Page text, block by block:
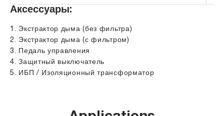
Аксессуары:
1. Экстрактор дыма (без фильтра)
2. Экстрактор дыма (с фильтром)
3. Педаль управления
4. Защитный выключатель
5. ИБП / Изоляционный трансформатор